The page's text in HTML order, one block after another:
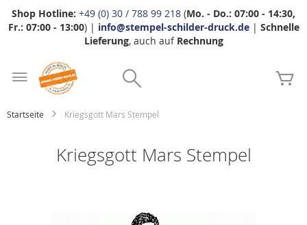
Shop Hotline: +49 (0) 30 / 788 99 218 (Mo. - Do.: 07:00 - 14:30,
Fr.: 07:00 - 13:00) | info@stempel-schilder-druck.de| Schnelle
Lieferung, auch auf Rechnung
Startseite Kriegsgott Mars Stempel
Kriegsgott Mars Stempel